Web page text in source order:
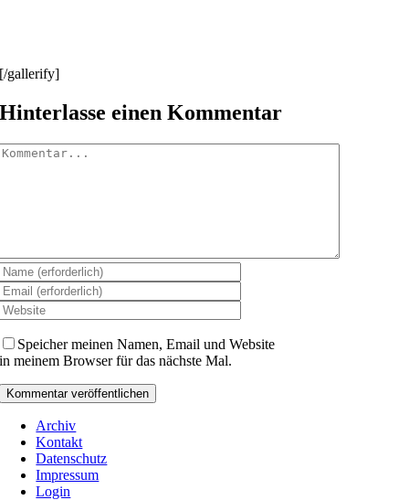
[/gallerify]
Hinterlasse einen Kommentar
Speicher meinen Namen, Email und Website
in meinem Browser für das nächste Mal.
Archiv
Kontakt
Datenschutz
Impressum
Login